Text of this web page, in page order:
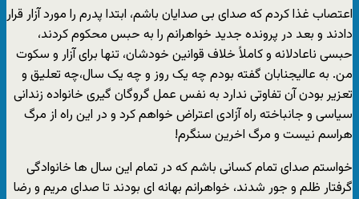
اعتصاب غذا کردم که صدای بی صدایان باشم، ابتدا پدرم را مورد آزار قرار
دادند و بعد در پرونده جدید خواهرانم را به حبس محکوم کردند،
حبسی ناعادلانه و کاملاً خلاف قوانین خودشان، تنها برای آزار و سکوت
من. به عالیجنابان گفته بودم چه یک روز و چه یک سال،چه تعلیق و
تعزیر بودن آن تفاوتی ندارد به نفس عمل گروگان گیری خانواده زندانی
سیاسی و جانباخته راه آزادی اعتراض خواهم کرد و در این راه از مرگ
هراسم نیست و مرگ اخرین سنگرم!
خواستم صدای تمام کسانی باشم که در تمام این سال ها خانوادگی
گرفتار ظلم و جور شدند، خواهرانم بهانه ای بودند تا صدای مریم و رضا